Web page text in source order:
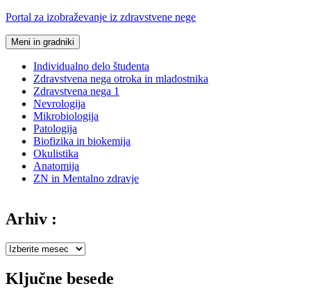
Preskoči
vsebino
Portal za izobraževanje iz zdravstvene nege
Meni in gradniki
Individualno delo študenta
Zdravstvena nega otroka in mladostnika
Zdravstvena nega 1
Nevrologija
Mikrobiologija
Patologija
Biofizika in biokemija
Okulistika
Anatomija
ZN in Mentalno zdravje
Arhiv :
Arhiv
Ključne besede